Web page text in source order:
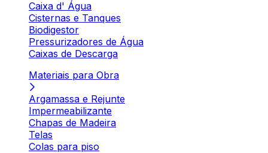
Caixa d' Água
Cisternas e Tanques
Biodigestor
Pressurizadores de Água
Caixas de Descarga
Materiais para Obra
Argamassa e Rejunte
Impermeabilizante
Chapas de Madeira
Telas
Colas para piso